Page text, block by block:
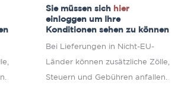
Sie müssen sich hier
einloggen um Ihre
Konditionen sehen zu können
Bei Lieferungen in Nicht-EU-
Länder können zusätzliche Zölle,
Steuern und Gebühren anfallen.